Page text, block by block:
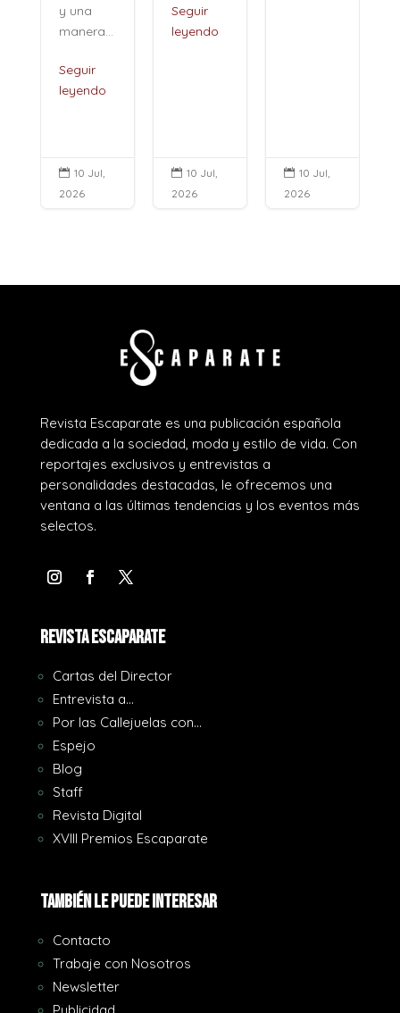
y una
manera...
Seguir
leyendo
 10 Jul,
2026
Seguir
leyendo
 10 Jul,
2026
 10 Jul,
2026
Revista Escaparate es una publicación española
dedicada a la sociedad, moda y estilo de vida. Con
reportajes exclusivos y entrevistas a
personalidades destacadas, le ofrecemos una
ventana a las últimas tendencias y los eventos más
selectos.
REVISTA ESCAPARATE
Cartas del Director
Entrevista a…
Por las Callejuelas con…
Espejo
Blog
Staff
Revista Digital
XVIII Premios Escaparate
También le puede interesar
Contacto
Trabaje con Nosotros
Newsletter